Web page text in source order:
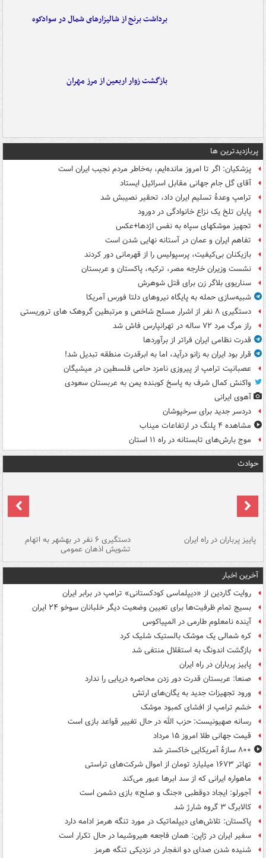
برداشت برنج از شالیزارهای شمال در سوادکوه
بازگشت زوار اربعین از مرز مهران
پربازدیدترین ها
پزشکیان: اگر تا امروز مانده‌ایم، به‌خاطر مردم نجیب ایران است
آقای گل جام جهانی مقابل اسرائیل ایستاد
ترامپ وعدۀ تسلیم ایران داد، تحقیر نصیبش شد
پایان تلخ یک نزاع خانوادگی در دورود
تجهیز موشکهای سپاه به نفس اژدها+عکس
تفاهم ایران و عمان در آستانه نهایی شدن است
بازیکنان بی‌کیفیت، پرسپولیس را از قهرمانی دور کردند
نشست وزیران خارجه مصر، ترکیه، پاکستان و عربستان
سناریوی بلاگر زن برای قتل شوهرش
شبیه‌سازی حمله به پایگاه نیروهای دلتا فورس آمریکا
دستگیری ۸ نفر از اشرار مسلح شاخص و مرتبطین گروهک های تروریستی
راز مرگ مرد ۷۲ ساله در تهرانپارس فاش شد
قدرت نظامی ایران فراتر از برآوردها
قرار بود ایران به زانو درآید، اما به ابرقدرت منطقه تبدیل شد!
عصبانیت ترامپ از پیروزی نامزد حامی فلسطین در میشیگان
واکنش کمال شرف به پاسخ کوبنده یمن به عربستان سعودی
آهوی ایرانی
دردسر جدید برای سرخپوشان
مشاهده ۴ پلنگ در ارتفاعات میناب
موج بارش‌های تابستانه در راه ۱۱ استان
حوادث
پاییز پرباران در راه ایران دستگیری ۶ نفر در بهشهر به اتهام
تشویش اذهان عمومی
آخرین اخبار
روایت گاردین از «دیپلماسی کودکستانی» ترامپ در برابر ایران
بسیج تمام ظرفیت‌ها برای تعیین وضعیت دیگر خلبانان سوخو ۲۴ ایران
آینده نامعلوم طارمی در المپیاکوس
کره شمالی یک موشک بالستیک شلیک کرد
بازگشت اندونگ به استقلال منتفی شد
پاییز پرباران در راه ایران
صنعا: عربستان قدرت دور زدن محاصره دریایی را ندارد
ورود تجهیزات جدید به یگان‌های ارتش
خشم ترامپ از افشای کمبود موشک
رسانه صهیونیست: حزب الله در حال تغییر قواعد بازی است
قیمت جهانی طلا امروز ۱۵ مرداد
۸۰۰ سازۀ آمریکایی خاکستر شد
تهاتر ۱۶۷۳ میلیارد تومان از اموال شرکت‌های تراستی
ماهواره ایرانی که از سد ابرها عبور می‌کند
آجورلو: ایجاد دوقطبی «جنگ و صلح‌» بازی دشمن است
کالابرگ ۳ گروه شارژ شد
پاکستان: تلاش‌های دیپلماتیک در مورد تنگه هرمز ادامه دارد
سفیر ایران در ژاپن: همان فاجعه هیروشیما در حال تکرار است
شنیده شدن صدای دو انفجار در نزدیکی تنگه هرمز